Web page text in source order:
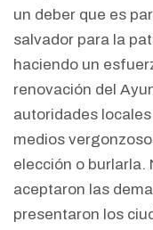
un deber que es
salvador para la
haciendo un
renovación del
autoridades
medios
elección o burlarla.
aceptaron las
presentaron los